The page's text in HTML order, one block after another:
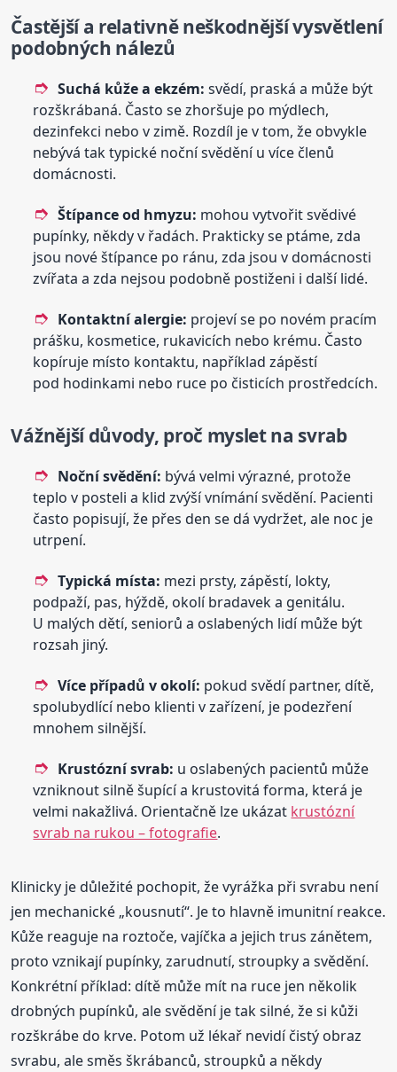
Častější a relativně neškodnější vysvětlení
podobných nálezů
Suchá kůže a ekzém: svědí, praská a může být
rozškrábaná. Často se zhoršuje po mýdlech,
dezinfekci nebo v zimě. Rozdíl je v tom, že obvykle
nebývá tak typické noční svědění u více členů
domácnosti.
Štípance od hmyzu: mohou vytvořit svědivé
pupínky, někdy v řadách. Prakticky se ptáme, zda
jsou nové štípance po ránu, zda jsou v domácnosti
zvířata a zda nejsou podobně postiženi i další lidé.
Kontaktní alergie: projeví se po novém pracím
prášku, kosmetice, rukavicích nebo krému. Často
kopíruje místo kontaktu, například zápěstí
pod hodinkami nebo ruce po čisticích prostředcích.
Vážnější důvody, proč myslet na svrab
Noční svědění: bývá velmi výrazné, protože
teplo v posteli a klid zvýší vnímání svědění. Pacienti
často popisují, že přes den se dá vydržet, ale noc je
utrpení.
Typická místa: mezi prsty, zápěstí, lokty,
podpaží, pas, hýždě, okolí bradavek a genitálu.
U malých dětí, seniorů a oslabených lidí může být
rozsah jiný.
Více případů v okolí: pokud svědí partner, dítě,
spolubydlící nebo klienti v zařízení, je podezření
mnohem silnější.
Krustózní svrab: u oslabených pacientů může
vzniknout silně šupící a krustovitá forma, která je
velmi nakažlivá. Orientačně lze ukázat krustózní
svrab na rukou – fotografie.
Klinicky je důležité pochopit, že vyrážka při svrabu není
jen mechanické „kousnutí“. Je to hlavně imunitní reakce.
Kůže reaguje na roztoče, vajíčka a jejich trus zánětem,
proto vznikají pupínky, zarudnutí, stroupky a svědění.
Konkrétní příklad: dítě může mít na ruce jen několik
drobných pupínků, ale svědění je tak silné, že si kůži
rozškrábe do krve. Potom už lékař nevidí čistý obraz
svrabu, ale směs škrábanců, stroupků a někdy